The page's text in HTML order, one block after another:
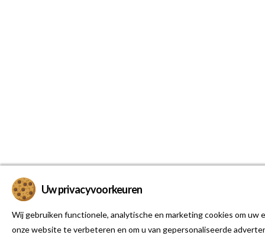
Uw privacyvoorkeuren
Wij gebruiken functionele, analytische en marketing cookies om uw
onze website te verbeteren en om u van gepersonaliseerde